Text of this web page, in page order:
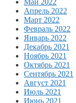
Май 2022
Апрель 2022
Март 2022
Февраль 2022
Январь 2022
Декабрь 2021
Ноябрь 2021
Октябрь 2021
Сентябрь 2021
Август 2021
Июль 2021
Июнь 2021